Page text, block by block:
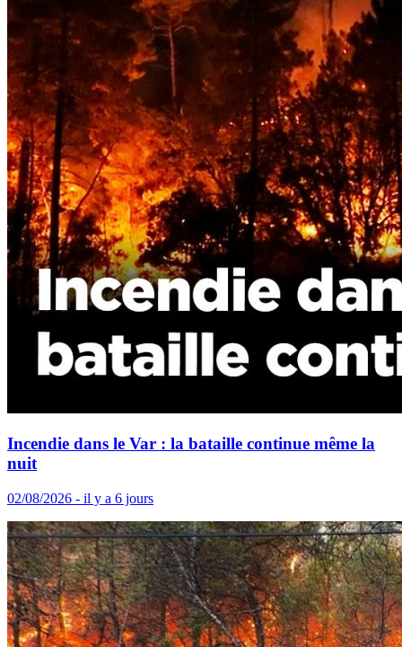
Incendie dans le Var : la bataille continue même la
nuit
02/08/2026 - il y a 6 jours